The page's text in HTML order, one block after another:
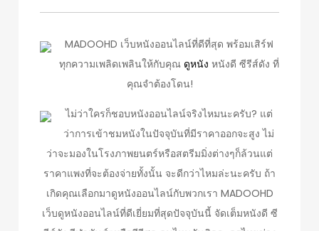
MADOOHD เว็บหนังออนไลน์ที่ดีที่สุด พร้อมเสิร์ฟ
ทุกความเพลิดเพลินให้กับคุณ ดูหนัง หนังดี ซีรีส์ดัง ที่
คุณจำต้องโดน!
ไม่ว่าใครก็ชอบหนังออนไลน์จริงไหมนะครับ? แต่
ว่าการเข้าชมหนังในปัจจุบันที่มีราคาออกจะสูง ไม่
ว่าจะมองในโรงภาพยนตร์หรือสตรีมมิ่งต่างๆก็ล้วนแต่
ราคาแพงที่จะต้องจ่ายทั้งนั้น จะดีกว่าไหมล่ะนะครับ ถ้า
เกิดคุณเลือกมาดูหนังออนไลน์กับพวกเรา MADOOHD
เว็บดูหนังออนไลน์ที่ดีเยี่ยมที่สุดปัจจุบันนี้ จัดเต็มหนังดี ซี